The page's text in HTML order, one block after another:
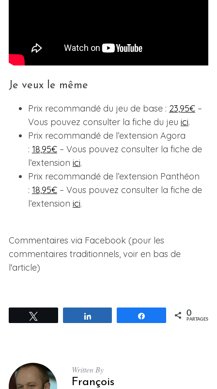
Je veux le même
Prix recommandé du jeu de base : 23,95€–
Vous pouvez consulter la fiche du jeu ici.
Prix recommandé de l’extension Agora
: 18,95€– Vous pouvez consulter la fiche de
l’extension ici.
Prix recommandé de l’extension Panthéon
: 18,95€– Vous pouvez consulter la fiche de
l’extension ici.
Commentaires via Facebook (pour les
commentaires traditionnels, voir en bas de
l'article)
Partagez 0
PARTAGES
Written By
François